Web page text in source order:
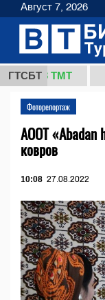
ГТСБТ
ТМТ
Фоторепортаж
АООТ «Abadan
ковров
10:08 27.08.2022
Август 7, 2026